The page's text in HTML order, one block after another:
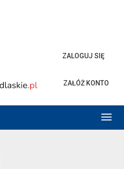
ZALOGUJ SIĘ
ZAŁÓŻ KONTO